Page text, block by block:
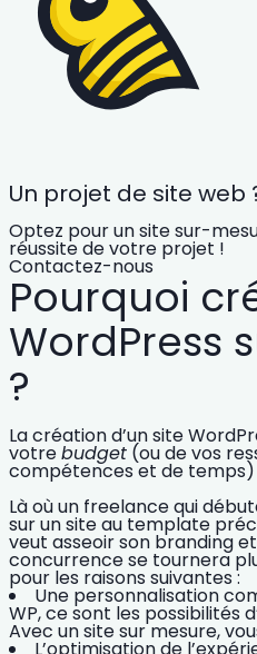
Un projet de site web
Optez pour un site sur-
réussite de votre projet !
Contactez-nous
Pourquoi
WordPress
?
La création d’un site
votrebudget (ou de vos
compétences et de
Là où un freelance qui
sur un site au template
veut asseoir son branding
concurrence se tournera
pour les raisons suivantes :
Une personnalisation
WP, ce sont les possibilités
Avec un site sur mesure,